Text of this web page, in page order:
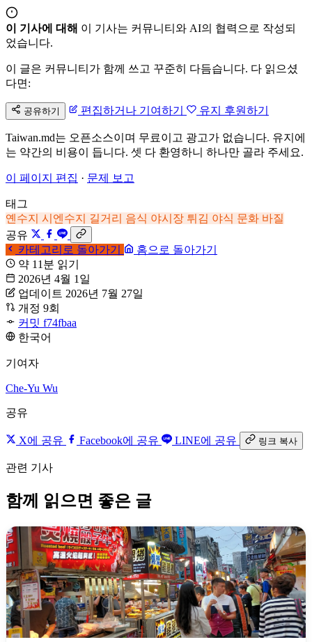
이 기사에 대해 이 기사는 커뮤니티와 AI의 협력으로 작성되
었습니다.
이 글은 커뮤니티가 함께 쓰고 꾸준히 다듬습니다. 다 읽으셨
다면:
공유하기 편집하거나 기여하기 유지 후원하기
Taiwan.md는 오픈소스이며 무료이고 광고가 없습니다. 유지에
는 약간의 비용이 듭니다. 셋 다 환영하니 하나만 골라 주세요.
이 페이지 편집 · 문제 보고
태그
옌수지 시엔수지 길거리 음식 야시장 튀김 야식 문화 바질
공유
카테고리로 돌아가기
홈으로 돌아가기
약 11분 읽기
2026년 4월 1일
업데이트 2026년 7월 27일
개정 9회
커밋 f74fbaa
한국어
기여자
Che-Yu Wu
공유
X에 공유 Facebook에 공유 LINE에 공유 링크 복사
관련 기사
함께 읽으면 좋은 글